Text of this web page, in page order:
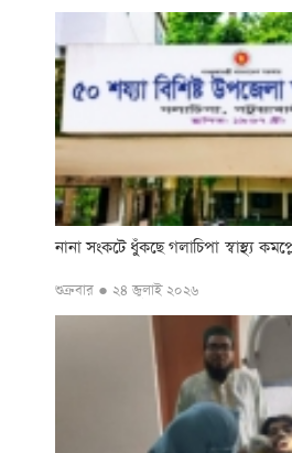
নানা সংকটে ধুঁকছে গলাচিপা স্বাস্থ্য
শুক্রবার ● ২৪ জুলাই ২০২৬